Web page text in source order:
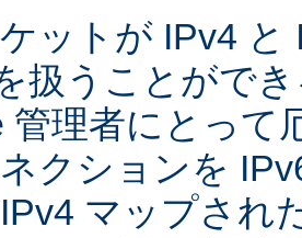
ットが IPv4
扱うことがで
管理者にとって
クションを
マップされ